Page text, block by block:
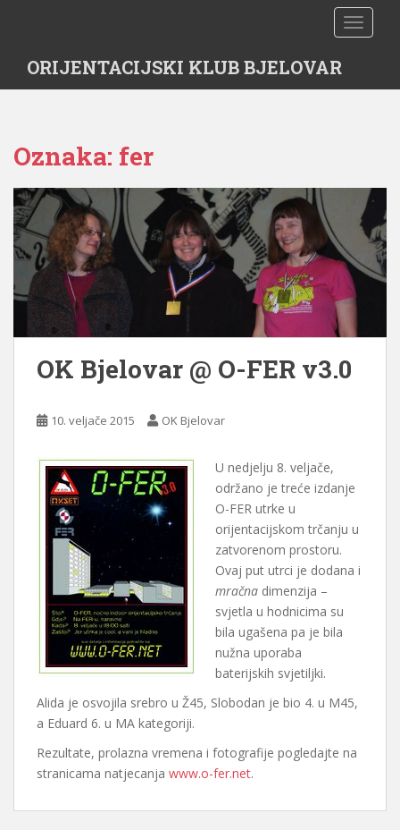
t
ORIJENTACIJSKI KLUB BJELOVAR
Oznaka: fer
OK Bjelovar @ O-FER v3.0
10. veljače 2015 OK Bjelovar
U nedjelju 8. veljače,
održano je treće izdanje
O-FER utrke u
orijentacijskom trčanju u
zatvorenom prostoru.
Ovaj put utrci je dodana i
mračna dimenzija –
svjetla u hodnicima su
bila ugašena pa je bila
nužna uporaba
baterijskih svjetiljki.
Alida je osvojila srebro u Ž45, Slobodan je bio 4. u M45,
a Eduard 6. u MA kategoriji.
Rezultate, prolazna vremena i fotografije pogledajte na
stranicama natjecanja www.o-fer.net.